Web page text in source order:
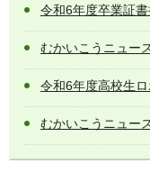
令和6年度卒業証
むかいこうニュー
令和6年度高校生
むかいこうニュー